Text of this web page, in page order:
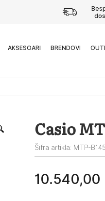
AKSESOARI BRENDOVI
Casio
Šifra artikla: MTP-
10.540,00